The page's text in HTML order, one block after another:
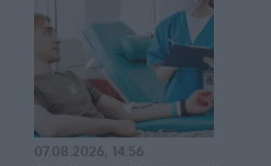
07.08.2026, 14:56